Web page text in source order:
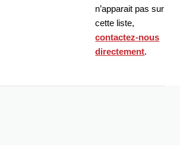
n’apparait pas sur
cette liste,
contactez-nous
directement.